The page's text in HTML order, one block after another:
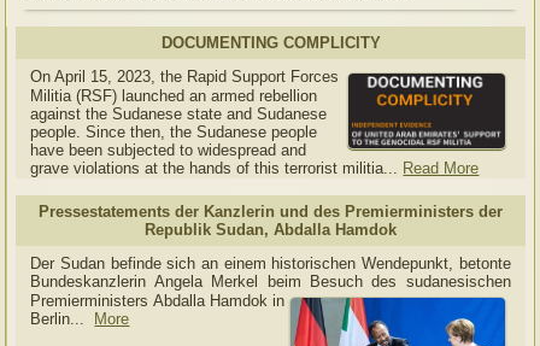
DOCUMENTING COMPLICITY
On April 15, 2023, the Rapid Support Forces
Militia (RSF) launched an armed rebellion
against the Sudanese state and Sudanese
people. Since then, the Sudanese people
have been subjected to widespread and
grave violations at the hands of this terrorist militia... Read More
Pressestatements der Kanzlerin und des Premierministers der
Republik Sudan, Abdalla Hamdok
Der Sudan befinde sich an einem historischen Wendepunkt, betonte
Bundeskanzlerin Angela Merkel beim Besuch des sudanesischen
Premierministers Abdalla Hamdok in
Berlin... More